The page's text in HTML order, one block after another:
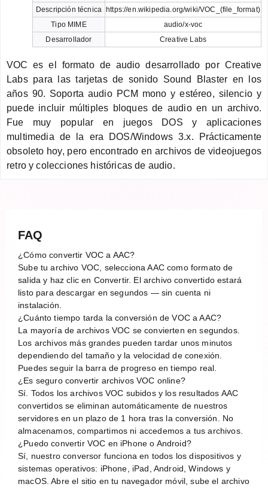
Descripción técnica https://en.wikipedia.org/wiki/VOC_(file_format)
Tipo MIME
audio/x-voc
Desarrollador
Creative Labs
VOC es el formato de audio desarrollado por Creative
Labs para las tarjetas de sonido Sound Blaster en los
años 90. Soporta audio PCM mono y estéreo, silencio y
puede incluir múltiples bloques de audio en un archivo.
Fue muy popular en juegos DOS y aplicaciones
multimedia de la era DOS/Windows 3.x. Prácticamente
obsoleto hoy, pero encontrado en archivos de videojuegos
retro y colecciones históricas de audio.
FAQ
¿Cómo convertir VOC a AAC?
Sube tu archivo VOC, selecciona AAC como formato de
salida y haz clic en Convertir. El archivo convertido estará
listo para descargar en segundos — sin cuenta ni
instalación.
¿Cuánto tiempo tarda la conversión de VOC a AAC?
La mayoría de archivos VOC se convierten en segundos.
Los archivos más grandes pueden tardar unos minutos
dependiendo del tamaño y la velocidad de conexión.
Puedes seguir la barra de progreso en tiempo real.
¿Es seguro convertir archivos VOC online?
Sí. Todos los archivos VOC subidos y los resultados AAC
convertidos se eliminan automáticamente de nuestros
servidores en un plazo de 1 hora tras la conversión. No
almacenamos, compartimos ni accedemos a tus archivos.
¿Puedo convertir VOC en iPhone o Android?
Sí, nuestro conversor funciona en todos los dispositivos y
sistemas operativos: iPhone, iPad, Android, Windows y
macOS. Abre el sitio en tu navegador móvil, sube el archivo